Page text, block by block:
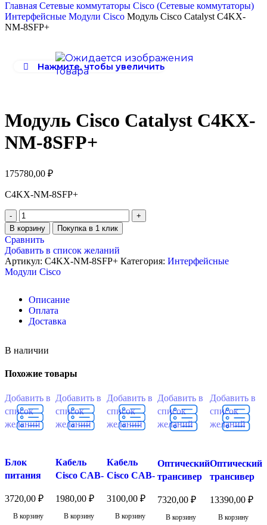
Главная Сетевые коммутаторы Cisco (Сетевые коммутаторы)
Интерфейсные Модули Cisco Модуль Cisco Catalyst C4KX-
NM-8SFP+
Нажмите, чтобы увеличить
Модуль Cisco Catalyst C4KX-
NM-8SFP+
175780,00 ₽
C4KX-NM-8SFP+
В корзину Покупка в 1 клик
Сравнить
Добавить в список желаний
Артикул: C4KX-NM-8SFP+ Категория: Интерфейсные
Модули Cisco
Описание
Оплата
Доставка
В наличии
Похожие товары
Добавить в
список
желаний
Блок
питания
PWR-
CUBE-3
3720,00 ₽
В корзину
Добавить в
список
желаний
Кабель
Cisco CAB-
1980,00₽
В корзину
Добавить в
список
желаний
Кабель
Cisco CAB-
3100,00 ₽
В корзину
Добавить в
список
желаний
Оптический
трансивер
FE-100LX-
RGD
7320,00 ₽
В корзину
Добавить в
список
желаний
Оптический
трансивер
ZX-SMD
13390,00 ₽
В корзину